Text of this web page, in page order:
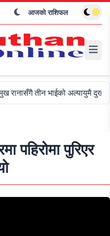
आजको राशिफल
भाईको अल्पायुमै दुखद निधन
पहिरोमा पुरिएर